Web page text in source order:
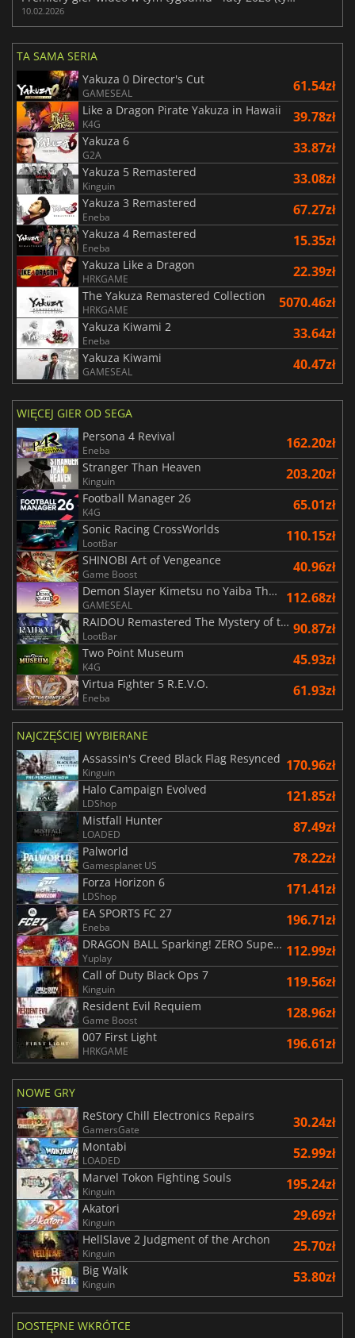
10.02.2026
TA SAMA SERIA
Yakuza 0 Director's Cut
GAMESEAL 61.54zł
Like a Dragon Pirate Yakuza in Hawaii
K4G 39.78zł
Yakuza 6
G2A 33.87zł
Yakuza 5 Remastered
Kinguin 33.08zł
Yakuza 3 Remastered
Eneba 67.27zł
Yakuza 4 Remastered
Eneba 15.35zł
Yakuza Like a Dragon
HRKGAME 22.39zł
The Yakuza Remastered Collection
HRKGAME 5070.46zł
Yakuza Kiwami 2
Eneba 33.64zł
Yakuza Kiwami
GAMESEAL 40.47zł
WIĘCEJ GIER OD SEGA
Persona 4 Revival
Eneba 162.20zł
Stranger Than Heaven
Kinguin 203.20zł
Football Manager 26
K4G 65.01zł
Sonic Racing CrossWorlds
LootBar 110.15zł
SHINOBI Art of Vengeance
Game Boost 40.96zł
Demon Slayer Kimetsu no Yaiba The Hinokami Chronicles 2
GAMESEAL 112.68zł
RAIDOU Remastered The Mystery of the Soulless Army
LootBar 90.87zł
Two Point Museum
K4G 45.93zł
Virtua Fighter 5 R.E.V.O.
Eneba 61.93zł
NAJCZĘŚCIEJ WYBIERANE
Assassin's Creed Black Flag Resynced
Kinguin 170.96zł
Halo Campaign Evolved
LDShop 121.85zł
Mistfall Hunter
LOADED 87.49zł
Palworld
Gamesplanet US 78.22zł
Forza Horizon 6
LDShop 171.41zł
EA SPORTS FC 27
Eneba 196.71zł
DRAGON BALL Sparking! ZERO Super Limit Breaking NEO
Yuplay 112.99zł
Call of Duty Black Ops 7
Kinguin 119.56zł
Resident Evil Requiem
Game Boost 128.96zł
007 First Light
HRKGAME 196.61zł
NOWE GRY
ReStory Chill Electronics Repairs
GamersGate 30.24zł
Montabi
LOADED 52.99zł
Marvel Tokon Fighting Souls
Kinguin 195.24zł
Akatori
Kinguin 29.69zł
HellSlave 2 Judgment of the Archon
Kinguin 25.70zł
Big Walk
Kinguin 53.80zł
DOSTĘPNE WKRÓTCE